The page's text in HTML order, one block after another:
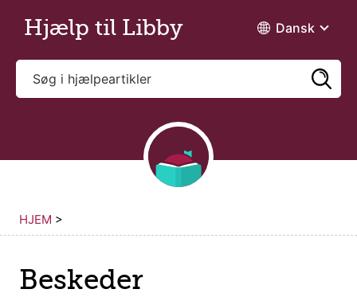
Hjælp til Libby Dansk
HJEM >
Beskeder